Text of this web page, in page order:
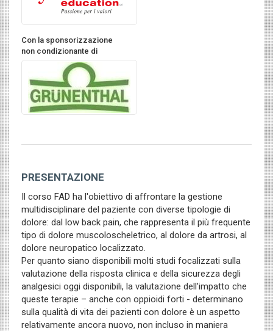
Con la sponsorizzazione
non condizionante di
PRESENTAZIONE
Il corso FAD ha l'obiettivo di affrontare la gestione
multidisciplinare del paziente con diverse tipologie di
dolore: dal low back pain, che rappresenta il più frequente
tipo di dolore muscoloscheletrico, al dolore da artrosi, al
dolore neuropatico localizzato.
Per quanto siano disponibili molti studi focalizzati sulla
valutazione della risposta clinica e della sicurezza degli
analgesici oggi disponibili, la valutazione dell'impatto che
queste terapie – anche con oppioidi forti - determinano
sulla qualità di vita dei pazienti con dolore è un aspetto
relativamente ancora nuovo, non incluso in maniera